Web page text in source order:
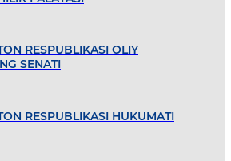
RESPUBLIKASI OLIY
SENATI
RESPUBLIKASI HUKUMATI